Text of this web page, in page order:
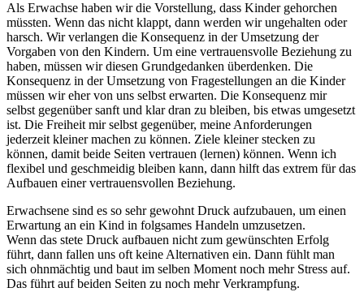
Als Erwachse haben wir die Vorstellung, dass Kinder gehorchen
müssten. Wenn das nicht klappt, dann werden wir ungehalten oder
harsch. Wir verlangen die Konsequenz in der Umsetzung der
Vorgaben von den Kindern. Um eine vertrauensvolle Beziehung zu
haben, müssen wir diesen Grundgedanken überdenken. Die
Konsequenz in der Umsetzung von Fragestellungen an die Kinder
müssen wir eher von uns selbst erwarten. Die Konsequenz mir
selbst gegenüber sanft und klar dran zu bleiben, bis etwas umgesetzt
ist. Die Freiheit mir selbst gegenüber, meine Anforderungen
jederzeit kleiner machen zu können. Ziele kleiner stecken zu
können, damit beide Seiten vertrauen (lernen) können. Wenn ich
flexibel und geschmeidig bleiben kann, dann hilft das extrem für das
Aufbauen einer vertrauensvollen Beziehung.
Erwachsene sind es so sehr gewohnt Druck aufzubauen, um einen
Erwartung an ein Kind in folgsames Handeln umzusetzen.
Wenn das stete Druck aufbauen nicht zum gewünschten Erfolg
führt, dann fallen uns oft keine Alternativen ein. Dann fühlt man
sich ohnmächtig und baut im selben Moment noch mehr Stress auf.
Das führt auf beiden Seiten zu noch mehr Verkrampfung.